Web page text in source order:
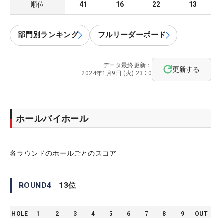
順位 41 16 22 13
部門別ランキング フルリーダーボード
データ最終更新：
2024年1月9日 (火) 23:30
更新する
ホールバイホール
各ラウンドのホールごとのスコア
ROUND4 13位
HOLE 1 2 3 4 5 6 7 8 9 OUT